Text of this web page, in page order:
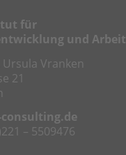
für
und
Vranken
21
– 5509476